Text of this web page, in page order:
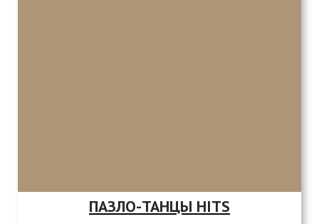
ПАЗЛО-ТАНЦЫ HITS